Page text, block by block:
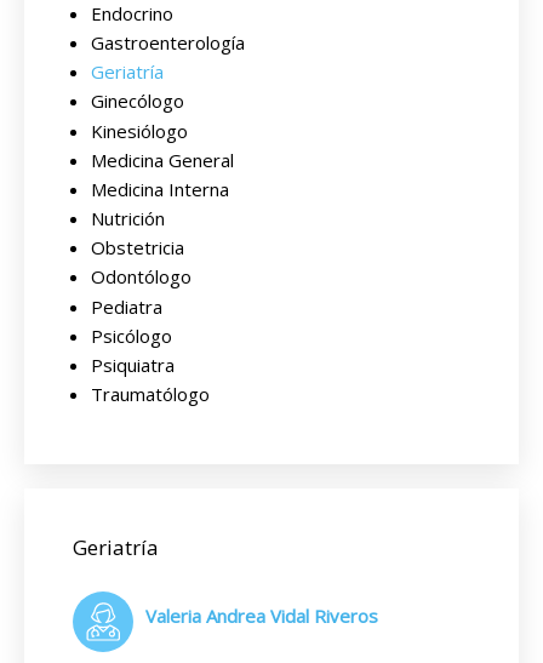
Endocrino
Gastroenterología
Geriatría
Ginecólogo
Kinesiólogo
Medicina General
Medicina Interna
Nutrición
Obstetricia
Odontólogo
Pediatra
Psicólogo
Psiquiatra
Traumatólogo
Geriatría
Valeria Andrea Vidal Riveros